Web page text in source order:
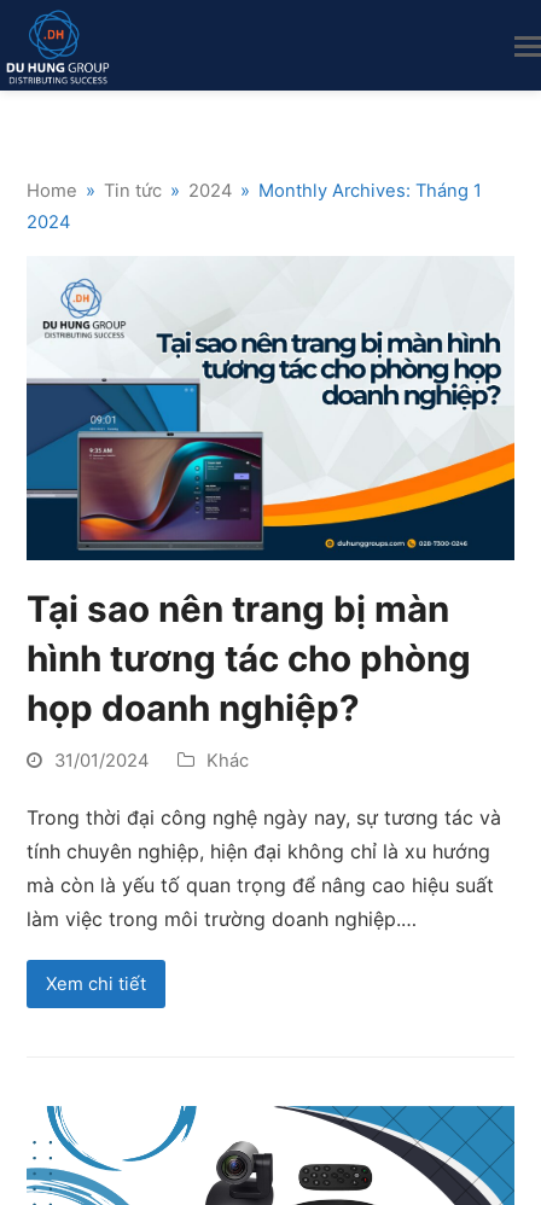
Home » Tin tức » 2024 » Monthly Archives: Tháng 1
2024
Tại sao nên trang bị màn
hình tương tác cho phòng
họp doanh nghiệp?
31/01/2024 Khác
Trong thời đại công nghệ ngày nay, sự tương tác và
tính chuyên nghiệp, hiện đại không chỉ là xu hướng
mà còn là yếu tố quan trọng để nâng cao hiệu suất
làm việc trong môi trường doanh nghiệp.…
Xem chi tiết